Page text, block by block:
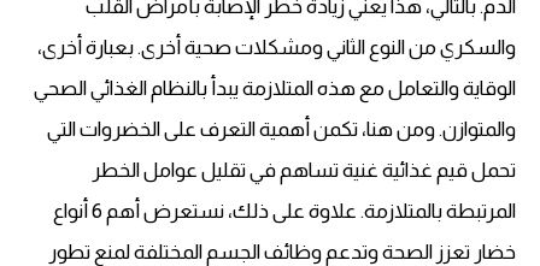
الدم. بالتالي، هذا يعني زيادة خطر الإصابة بأمراض القلب
والسكري من النوع الثاني ومشكلات صحية أخرى. بعبارة أخرى،
الوقاية والتعامل مع هذه المتلازمة يبدأ بالنظام الغذائي الصحي
والمتوازن. ومن هنا، تكمن أهمية التعرف على الخضروات التي
تحمل قيم غذائية غنية تساهم في تقليل عوامل الخطر
المرتبطة بالمتلازمة. علاوة على ذلك، نستعرض أهم 6 أنواع
خضار تعزز الصحة وتدعم وظائف الجسم المختلفة لمنع تطور